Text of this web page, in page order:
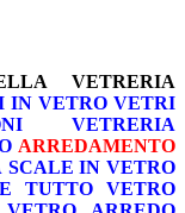
VETRERIA
IN VETRO VETRI
VETRERIA
ARREDAMENTO
SCALE IN VETRO
TUTTO VETRO